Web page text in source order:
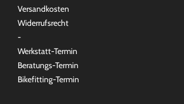
Versandkosten
Widerrufsrecht
-
Werkstatt-Termin
Beratungs-Termin
Bikefitting-Termin